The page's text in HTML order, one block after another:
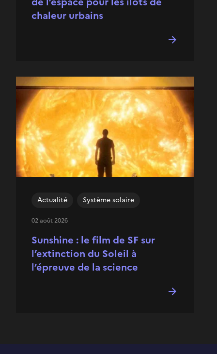
chaleur urbains
Sunshine : le film de SF sur
l’extinction du Soleil à
l’épreuve de la science
Actualité Système solaire
02 août 2026